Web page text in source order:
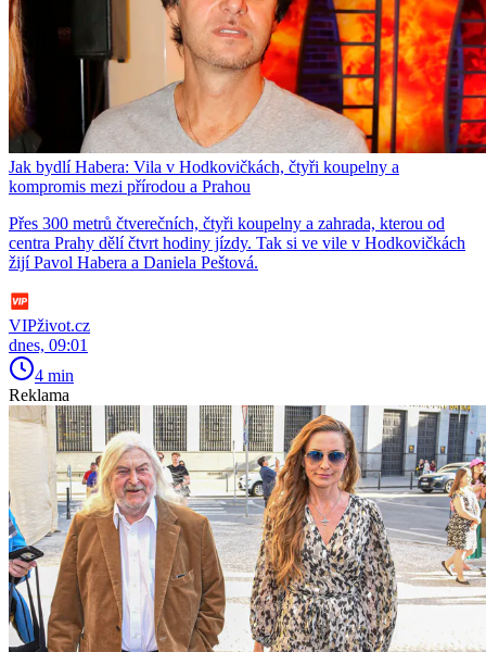
Jak bydlí Habera: Vila v Hodkovičkách, čtyři koupelny a
kompromis mezi přírodou a Prahou
Přes 300 metrů čtverečních, čtyři koupelny a zahrada, kterou od
centra Prahy dělí čtvrt hodiny jízdy. Tak si ve vile v Hodkovičkách
žijí Pavol Habera a Daniela Peštová.
VIPživot.cz
dnes, 09:01
4 min
Reklama